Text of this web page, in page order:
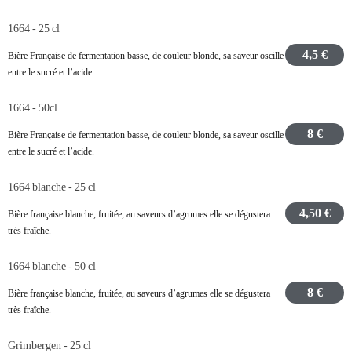
1664 - 25 cl
Bière Française de fermentation basse, de couleur blonde, sa saveur oscille
entre le sucré et l’acide.
4,5 €
1664 - 50cl
Bière Française de fermentation basse, de couleur blonde, sa saveur oscille
entre le sucré et l’acide.
8 €
1664 blanche - 25 cl
Bière française blanche, fruitée, au saveurs d’agrumes elle se dégustera
très fraîche.
4,50 €
1664 blanche - 50 cl
Bière française blanche, fruitée, au saveurs d’agrumes elle se dégustera
très fraîche.
8 €
Grimbergen - 25 cl